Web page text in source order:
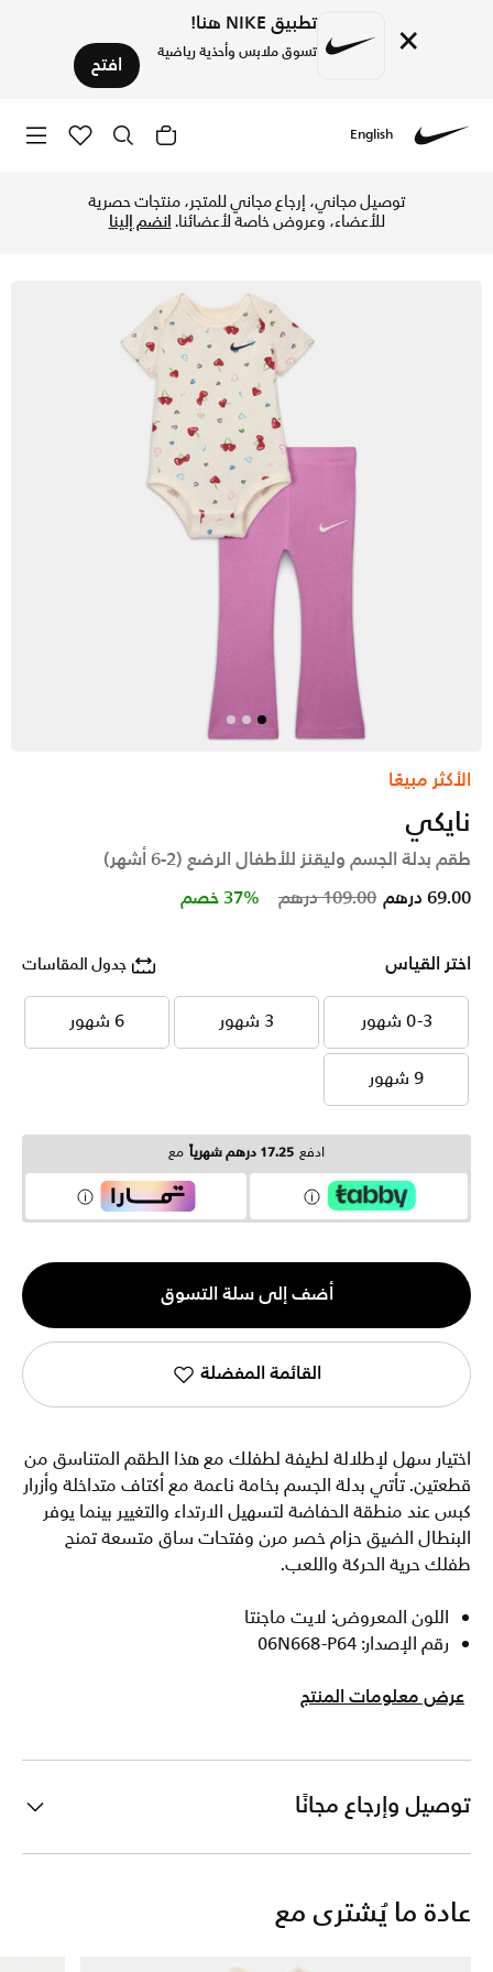
× تطبيق NIKE هنا!
تسوق ملابس وأحذية رياضية افتح
English
توصيل مجاني، إرجاع مجاني للمتجر، منتجات حصرية
للأعضاء، وعروض خاصة لأعضائنا.انضم إلينا
الأكثر مبيعًا
نايكي
طقم بدلة الجسم وليقنز للأطفال الرضع (2-6 أشهر)
Price reduced from
109.00 درهم to 69.00 درهم 37% خصم
اختر القياس جدول المقاسات
0-3 شهور 0-3 شهور 3 شهور 3 شهور 6 شهور
6 شهور
9 شهور
9 شهور
ادفع 17.25 درهم شهرياً مع
الكمية
1
أضف إلى سلة التسوق
القائمة المفضلة
اختيار سهل لإطلالة لطيفة لطفلك مع هذا الطقم المتناسق من
قطعتين. تأتي بدلة الجسم بخامة ناعمة مع أكتاف متداخلة وأزرار
كبس عند منطقة الحفاضة لتسهيل الارتداء والتغيير بينما يوفر
البنطال الضيق حزام خصر مرن وفتحات ساق متسعة تمنح
طفلك حرية الحركة واللعب.
اللون المعروض: لايت ماجنتا
رقم الإصدار: 06N668-P64
عرض معلومات المنتج
توصيل وإرجاع مجانًا
عادة ما يُشترى مع